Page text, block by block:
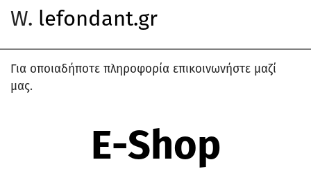
W. lefondant.gr
Για οποιαδήποτε πληροφορία επικοινωνήστε μαζί
μας.
E-Shop